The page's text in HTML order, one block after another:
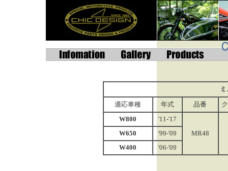
適応車種
年式 品番
W800
'11-'17
MR48
W650
'99-'09
W400
'06-'09